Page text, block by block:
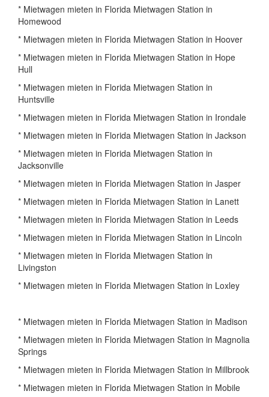
* Mietwagen mieten in Florida Mietwagen Station in
Homewood
* Mietwagen mieten in Florida Mietwagen Station in Hoover
* Mietwagen mieten in Florida Mietwagen Station in Hope
Hull
* Mietwagen mieten in Florida Mietwagen Station in
Huntsville
* Mietwagen mieten in Florida Mietwagen Station in Irondale
* Mietwagen mieten in Florida Mietwagen Station in Jackson
* Mietwagen mieten in Florida Mietwagen Station in
Jacksonville
* Mietwagen mieten in Florida Mietwagen Station in Jasper
* Mietwagen mieten in Florida Mietwagen Station in Lanett
* Mietwagen mieten in Florida Mietwagen Station in Leeds
* Mietwagen mieten in Florida Mietwagen Station in Lincoln
* Mietwagen mieten in Florida Mietwagen Station in
Livingston
* Mietwagen mieten in Florida Mietwagen Station in Loxley
* Mietwagen mieten in Florida Mietwagen Station in Madison
* Mietwagen mieten in Florida Mietwagen Station in Magnolia
Springs
* Mietwagen mieten in Florida Mietwagen Station in Millbrook
* Mietwagen mieten in Florida Mietwagen Station in Mobile